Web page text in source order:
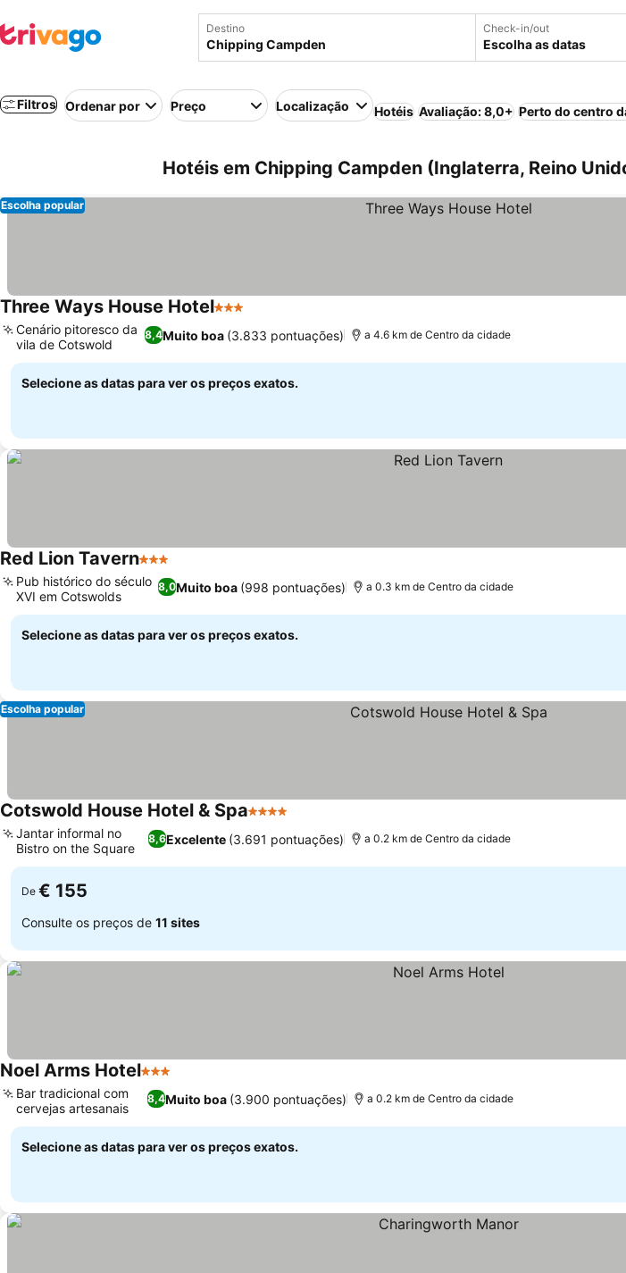
Destino Check-in/out
Escolha as datas
Filtros Ordenar por Preço Localização Hotéis Avaliação: 8,0+ Perto do centro
Hotéis em Chipping Campden (Inglaterra, Reino
Escolha popular
Three Ways House Hotel3 Estrelas
8,4Muito boa (3.833 pontuações)
Cenário pitoresco da
vila de Cotswold
a 4.6 km de Centro da cidade
Selecione as datas para ver os preços exatos.
Red Lion Tavern3 Estrelas
8,0Muito boa (998 pontuações)
Pub histórico do século
XVI em Cotswolds
a 0.3 km de Centro da cidade
Selecione as datas para ver os preços exatos.
Escolha popular
Cotswold House Hotel & Spa4 Estrelas
8,6Excelente (3.691 pontuações)
Jantar informal no
Bistro on the Square
a 0.2 km de Centro da cidade
De € 155
Consulte os preços de 11 sites
Noel Arms Hotel3 Estrelas
8,4Muito boa (3.900 pontuações)
Bar tradicional com
cervejas artesanais
a 0.2 km de Centro da cidade
Selecione as datas para ver os preços exatos.